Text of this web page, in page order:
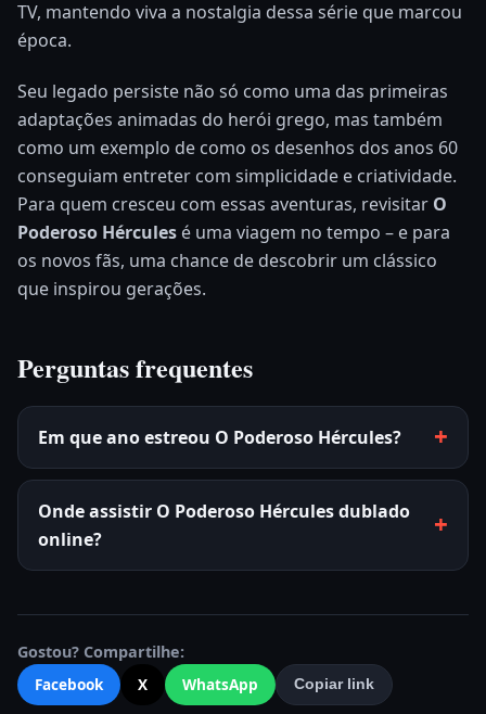
TV, mantendo viva a nostalgia dessa série que marcou
época.
Seu legado persiste não só como uma das primeiras
adaptações animadas do herói grego, mas também
como um exemplo de como os desenhos dos anos 60
conseguiam entreter com simplicidade e criatividade.
Para quem cresceu com essas aventuras, revisitar O
Poderoso Hércules é uma viagem no tempo – e para
os novos fãs, uma chance de descobrir um clássico
que inspirou gerações.
Perguntas frequentes
Em que ano estreou O Poderoso Hércules?
Onde assistir O Poderoso Hércules dublado
online?
Gostou? Compartilhe:
Facebook
X WhatsApp Copiar link